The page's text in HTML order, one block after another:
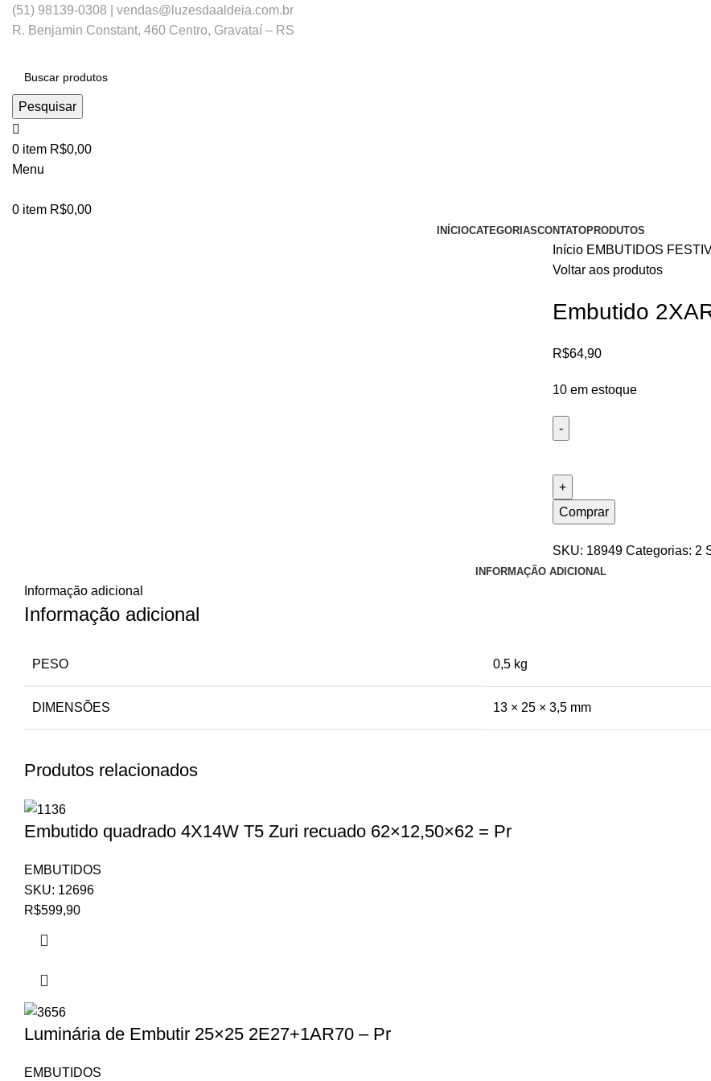
(51) 98139-0308 | vendas@luzesdaaldeia.com.br
R. Benjamin Constant, 460 Centro, Gravataí – RS
Pesquisar
0 item R$0,00
Menu
0 item R$0,00
INÍCIOCATEGORIASCONTATOPRODUTOS
Início EMBUTIDOS
Voltar aos produtos
Embutido
R$64,90
10 em estoque
Comprar
SKU: 18949 Categorias: 2
INFORMAÇÃO ADICIONAL
Informação adicional
Informação adicional
PESO 0,5 kg
DIMENSÕES 13 × 25 × 3,5 mm
Produtos relacionados
Embutido quadrado 4X14W T5 Zuri recuado 62×12,50×62 = Pr
EMBUTIDOS
SKU: 12696
R$599,90
Luminária de Embutir 25×25 2E27+1AR70 – Pr
EMBUTIDOS